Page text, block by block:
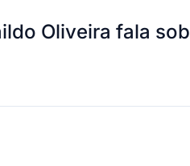
Oliveira fala